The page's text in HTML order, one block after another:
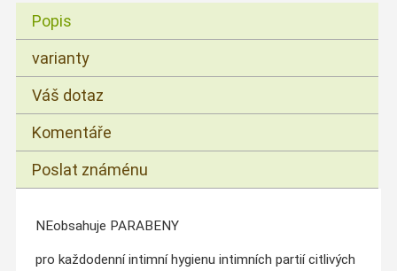
Popis
varianty
Váš dotaz
Komentáře
Poslat známénu
NEobsahuje PARABENY
pro každodenní intimní hygienu intimních partií citlivých